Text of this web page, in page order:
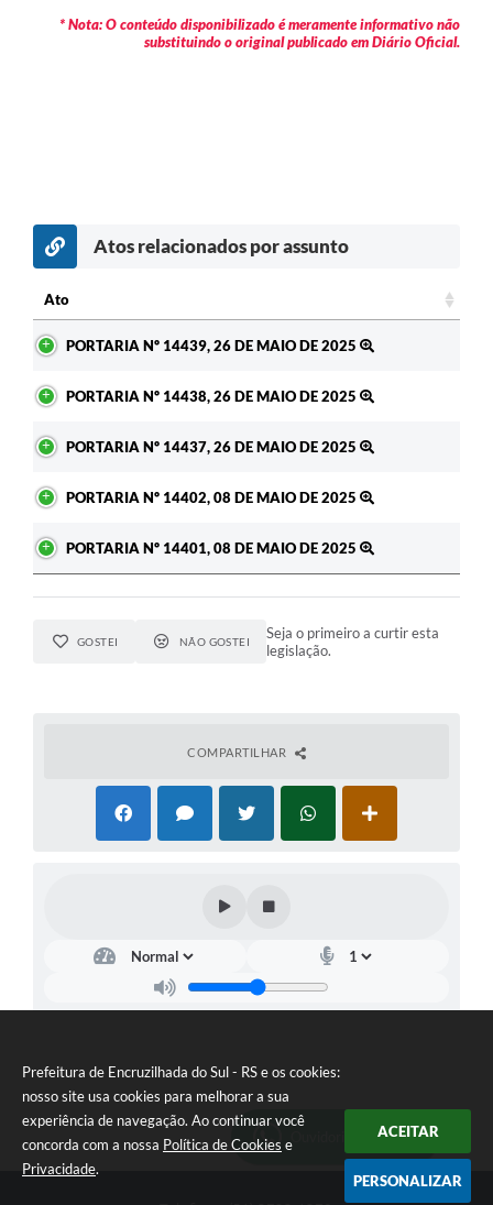
Prefeitura de Encruzilhada do Sul - RS e os cookies:
nosso site usa cookies para melhorar a sua
experiência de navegação. Ao continuar você
concorda com a nossa Política de Cookies e
Privacidade.
ACEITAR
PERSONALIZAR
* Nota: O conteúdo disponibilizado é meramente informativo não
substituindo o original publicado em Diário Oficial.
Atos relacionados por assunto
Ato
PORTARIA Nº 14439, 26 DE MAIO DE 2025
PORTARIA Nº 14438, 26 DE MAIO DE 2025
PORTARIA Nº 14437, 26 DE MAIO DE 2025
PORTARIA Nº 14402, 08 DE MAIO DE 2025
PORTARIA Nº 14401, 08 DE MAIO DE 2025
GOSTEI NÃO GOSTEI
Seja o primeiro a curtir esta
legislação.
COMPARTILHAR
Ouvidoria Municipal